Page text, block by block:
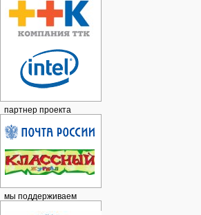
партнер проекта
мы поддерживаем